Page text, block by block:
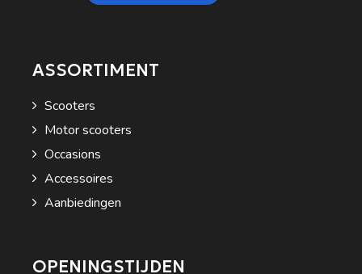
ASSORTIMENT
Scooters
Motor scooters
Occasions
Accessoires
Aanbiedingen
OPENINGSTIJDEN